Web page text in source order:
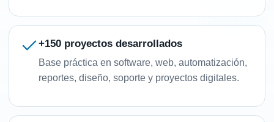
+150 proyectos desarrollados
Base práctica en software, web, automatización,
reportes, diseño, soporte y proyectos digitales.